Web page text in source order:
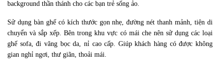
background thần thánh cho các bạn trẻ sống ảo.
Sử dụng bàn ghế có kích thước gọn nhẹ, đường nét thanh mảnh, tiện di
chuyển và sắp xếp. Bên trong khu vực có mái che nên sử dụng các loại
ghế sofa, đi văng bọc da, nỉ cao cấp. Giúp khách hàng có được không
gian nghỉ ngơi, thư giãn, thoải mái.